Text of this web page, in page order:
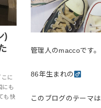
)
に
にも
も快
管理人のmaccoです。
86年生まれの
このブログのテーマは